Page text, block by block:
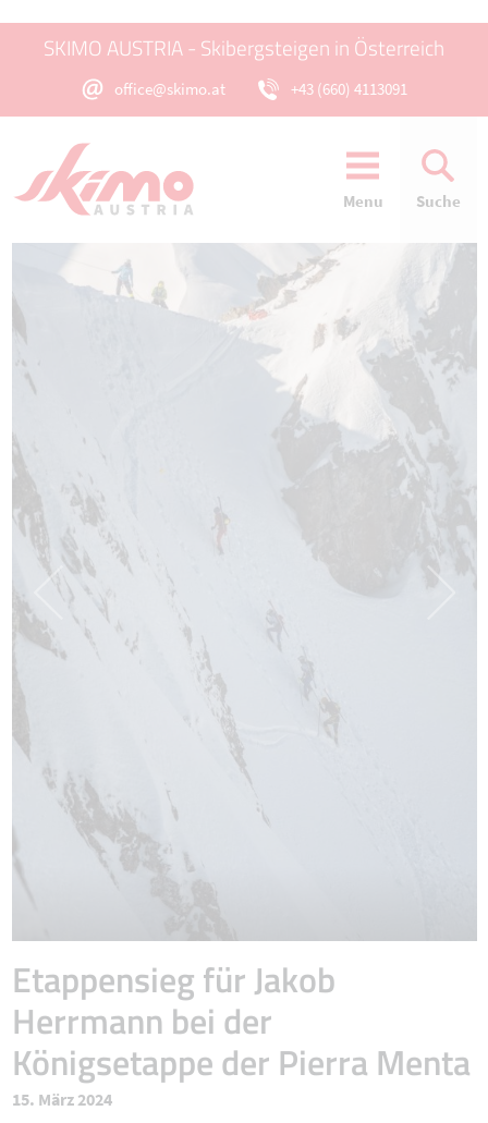
SKIMO AUSTRIA - Skibergsteigen in Österreich
office@skimo.at +43 (660) 4113091
Menu Suche
Etappensieg für Jakob
Herrmann bei der
Königsetappe der Pierra Menta
15. März 2024